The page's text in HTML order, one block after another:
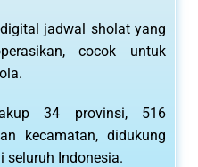
jadwal sholat yang
cocok untuk
34 provinsi, 516
kecamatan, didukung
seluruh Indonesia.